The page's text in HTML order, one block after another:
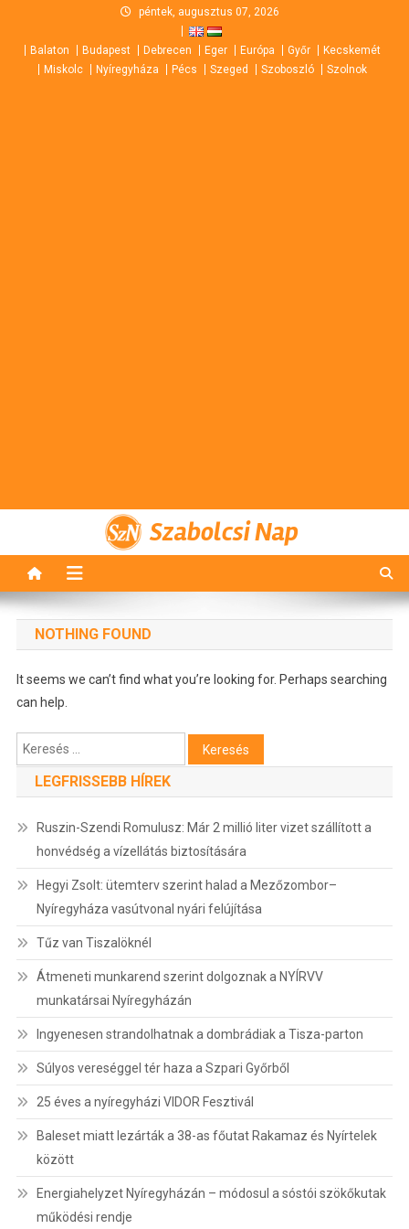
content
péntek, augusztus 07, 2026
Balaton Budapest Debrecen Eger Európa Győr
Kecskemét
Miskolc
Nyíregyháza Pécs Szeged Szoboszló Szolnok
Szabolcsi Nap
NOTHING FOUND
It seems we can’t find what you’re looking for. Perhaps searching
can help.
Keresés:
LEGFRISSEBB HÍREK
Ruszin-Szendi Romulusz: Már 2 millió liter vizet szállított a
honvédség a vízellátás biztosítására
Hegyi Zsolt: ütemterv szerint halad a Mezőzombor–
Nyíregyháza vasútvonal nyári felújítása
Tűz van Tiszalöknél
Átmeneti munkarend szerint dolgoznak a NYÍRVV
munkatársai Nyíregyházán
Ingyenesen strandolhatnak a dombrádiak a Tisza-parton
Súlyos vereséggel tér haza a Szpari Győrből
25 éves a nyíregyházi VIDOR Fesztivál
Baleset miatt lezárták a 38-as főutat Rakamaz és Nyírtelek
között
Energiahelyzet Nyíregyházán – módosul a sóstói szökőkutak
működési rendje